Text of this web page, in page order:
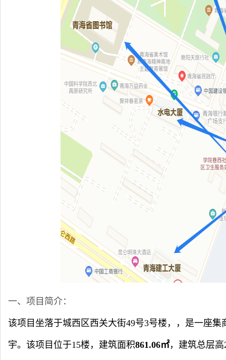
一、 项目简介：
该项目坐落于城西区西关大街49号3号楼， ，是一座集
宇。该项目位于15楼，建筑面积861.06㎡，建筑总层